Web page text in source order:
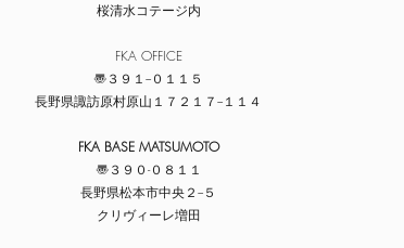
​桜清水コテージ内
​FKA OFFICE
〠３９１−０１１５
​長野県諏訪原村原山１７２１７−１１４
FKA BASE MATSUMOTO
〠３９０-０８１１
​長野県松本市中央２−５
​クリヴィーレ増田